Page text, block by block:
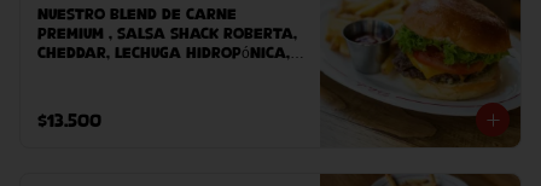
Nuestro blend de carne
premium , salsa Shack Roberta,
cheddar, Lechuga hidropónica,
fritas caseras.
$13.500